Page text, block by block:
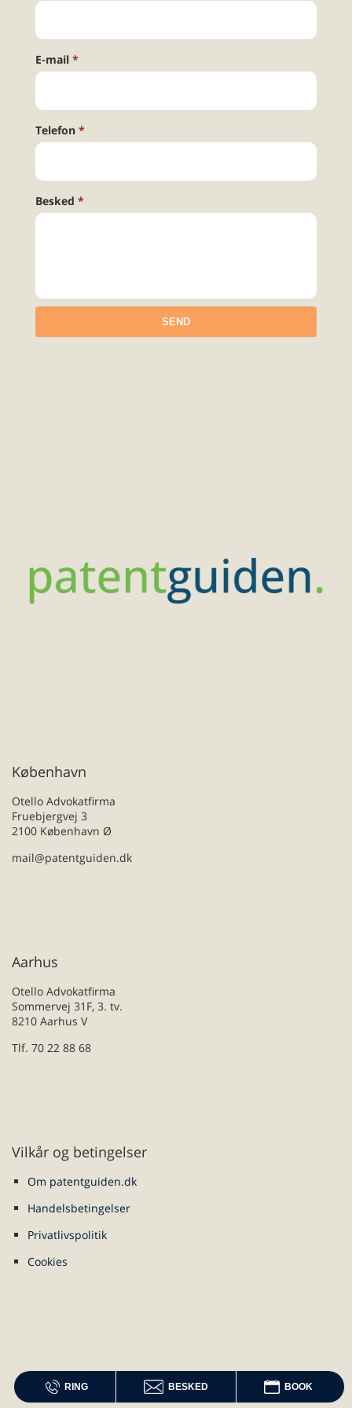
E-mail
Telefon
Besked
SEND
RING BESKED BOOK
København
Otello Advokatfirma
Fruebjergvej 3
2100 København Ø
mail@patentguiden.dk
Aarhus
Otello Advokatfirma
Sommervej 31F, 3. tv.
8210 Aarhus V
Tlf. 70 22 88 68
Vilkår og betingelser
Om patentguiden.dk
Handelsbetingelser
Privatlivspolitik
Cookies